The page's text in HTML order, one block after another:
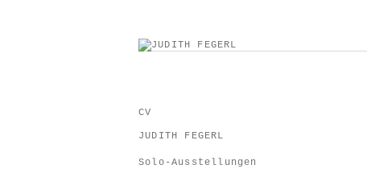
CV
JUDITH FEGERL
Solo-Ausstellungen